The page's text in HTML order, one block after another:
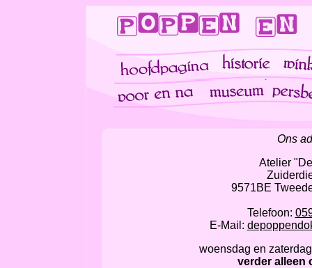
Ons
Atelier
9571BE
Telefoon:
E-Mail:
woensdag en
verder alleen